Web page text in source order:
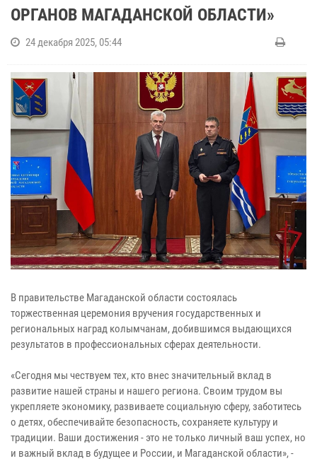
ОРГАНОВ МАГАДАНСКОЙ ОБЛАСТИ»
24 декабря 2025, 05:44
В правительстве Магаданской области состоялась
торжественная церемония вручения государственных и
региональных наград колымчанам, добившимся выдающихся
результатов в профессиональных сферах деятельности.
«Сегодня мы чествуем тех, кто внес значительный вклад в
развитие нашей страны и нашего региона. Своим трудом вы
укрепляете экономику, развиваете социальную сферу, заботитесь
о детях, обеспечивайте безопасность, сохраняете культуру и
традиции. Ваши достижения - это не только личный ваш успех, но
и важный вклад в будущее и России, и Магаданской области», -